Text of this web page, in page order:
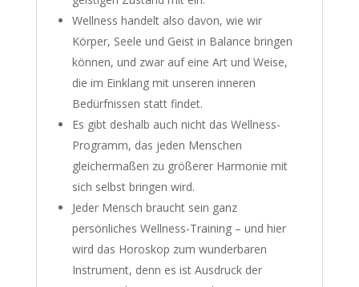
Wellness handelt also davon, wie wir
Körper, Seele und Geist in Balance bringen
können, und zwar auf eine Art und Weise,
die im Einklang mit unseren inneren
Bedürfnissen statt findet.
Es gibt deshalb auch nicht das Wellness-
Programm, das jeden Menschen
gleichermaßen zu größerer Harmonie mit
sich selbst bringen wird.
Jeder Mensch braucht sein ganz
persönliches Wellness-Training – und hier
wird das Horoskop zum wunderbaren
Instrument, denn es ist Ausdruck der